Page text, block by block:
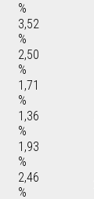
%
3,52
%
2,50
%
1,71
%
1,36
%
1,93
%
2,46
%